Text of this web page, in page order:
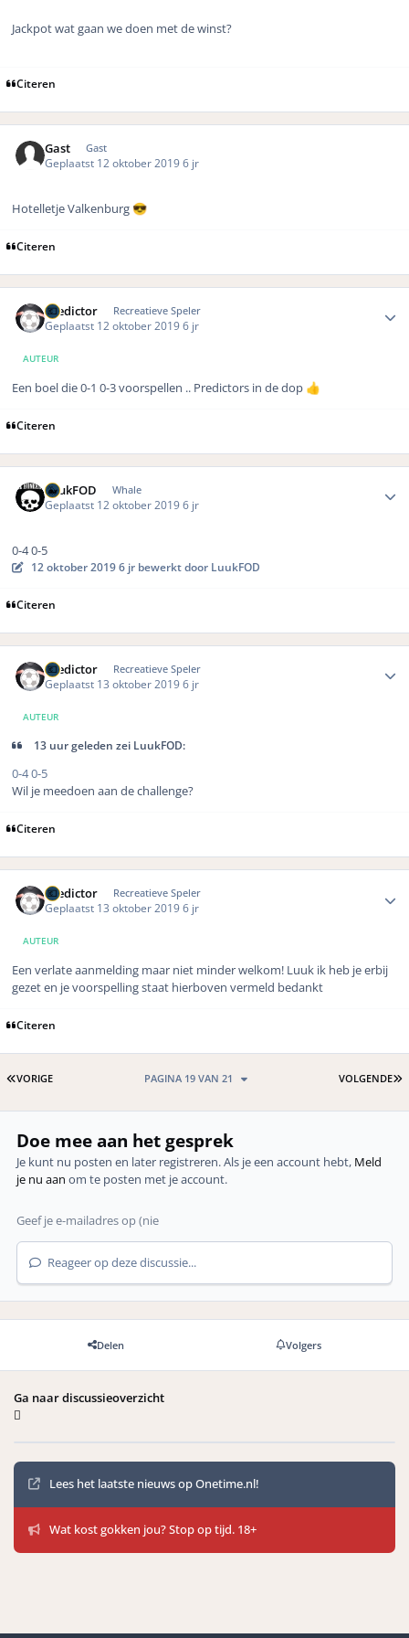
Jackpot wat gaan we doen met de winst?
Citeren
Gast Gast
Geplaatst 12 oktober 20196 jr
Hotelletje Valkenburg 😎
Citeren
Predictor Recreatieve Speler
Geplaatst 12 oktober 20196 jr
AUTEUR
Een boel die 0-1 0-3 voorspellen .. Predictors in de dop 👍
Citeren
LuukFOD Whale
Geplaatst 12 oktober 20196 jr
0-4 0-5
12 oktober 20196 jr bewerkt door LuukFOD
Citeren
Predictor Recreatieve Speler
Geplaatst 13 oktober 20196 jr
AUTEUR
13 uur geleden zei LuukFOD:
0-4 0-5
Wil je meedoen aan de challenge?
Citeren
Predictor Recreatieve Speler
Geplaatst 13 oktober 20196 jr
AUTEUR
Een verlate aanmelding maar niet minder welkom! Luuk ik heb je erbij
gezet en je voorspelling staat hierboven vermeld bedankt
Citeren
EERSTE PAGINA
VORIGE VOLGENDE
PAGINA 19 VAN 21
Doe mee aan het gesprek
Je kunt nu posten en later registreren. Als je een account hebt, Meld
je nu aan om te posten met je account.
Reageer op deze discussie...
Delen Volgers
Ga naar discussieoverzicht
Mededelingen
Lees het laatste nieuws op Onetime.nl!
Wat kost gokken jou? Stop op tijd. 18+